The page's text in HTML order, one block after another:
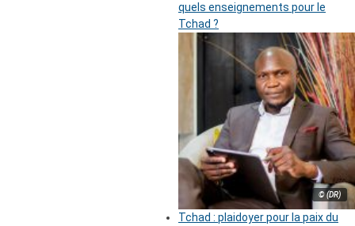
quels enseignements pour le
Tchad ?
© (DR)
Tchad : plaidoyer pour la paix du